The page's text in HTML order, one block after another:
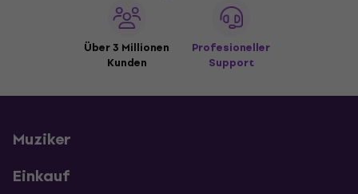
Über 3 Millionen
Kunden
Profesioneller
Support
Muziker
Einkauf